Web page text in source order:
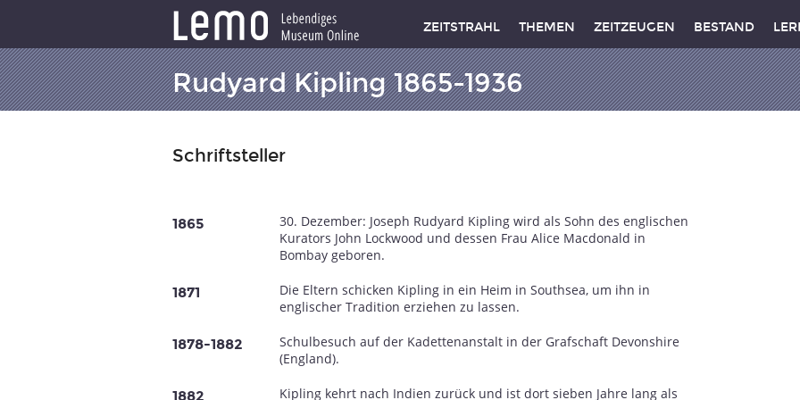
ZEITSTRAHL THEMEN ZEITZEUGEN BESTAND
Rudyard Kipling 1865-1936
Schriftsteller
1865
30. Dezember: Joseph Rudyard Kipling wird als Sohn des englischen
Kurators John Lockwood und dessen Frau Alice Macdonald in
Bombay geboren.
1871
Die Eltern schicken Kipling in ein Heim in Southsea, um ihn in
englischer Tradition erziehen zu lassen.
1878-1882
Schulbesuch auf der Kadettenanstalt in der Grafschaft Devonshire
(England).
1882
Kipling kehrt nach Indien zurück und ist dort sieben Jahre lang als